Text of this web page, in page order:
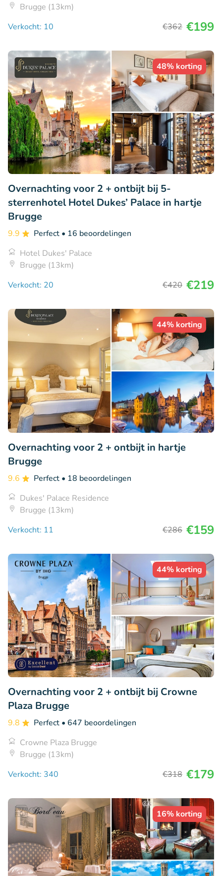
Brugge (13km)
Verkocht: 10
€362 €199
48% korting
Overnachting voor 2 + ontbijt bij 5-
sterrenhotel Hotel Dukes’ Palace in hartje
Brugge
9.9 Perfect • 16 beoordelingen
Hotel Dukes' Palace
Brugge (13km)
Verkocht: 20
€420 €219
44% korting
Overnachting voor 2 + ontbijt in hartje
Brugge
9.6 Perfect • 18 beoordelingen
Dukes' Palace Residence
Brugge (13km)
Verkocht: 11
€286 €159
44% korting
Overnachting voor 2 + ontbijt bij Crowne
Plaza Brugge
9.8 Perfect • 647 beoordelingen
Crowne Plaza Brugge
Brugge (13km)
Verkocht: 340
€318 €179
16% korting